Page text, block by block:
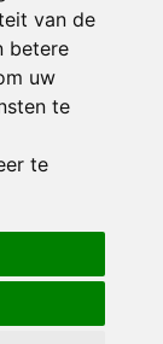
van de
betere
uw
te
te
en Anbi